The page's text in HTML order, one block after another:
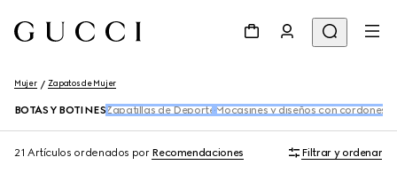
Mujer Zapatos de Mujer
BOTAS Y BOTINES Zapatillas de DeporteMocasines y diseños con cordones
21 Artículos ordenados por Recomendaciones Filtrar y ordenar